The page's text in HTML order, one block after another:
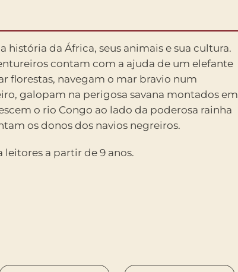
história da África, seus animais e sua cultura.
contam com a ajuda de um elefante
florestas, navegam o mar bravio num
galopam na perigosa savana montados em
o rio Congo ao lado da poderosa rainha
os donos dos navios negreiros.
leitores a partir de 9 anos.